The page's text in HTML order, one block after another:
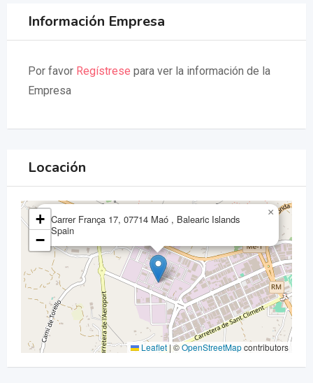
Información Empresa
Por favor Regístrese para ver la información de la
Empresa
Locación
Carrer França 17, 07714 Maó , Balearic Islands
Spain
×
+
−
Leaflet |©OpenStreetMapcontributors